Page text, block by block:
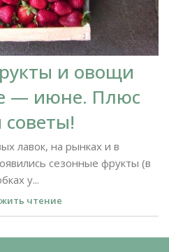
и овощи
— июне. Плюс
лавок, на рынках и в
сезонные фрукты (в
у...
чтение